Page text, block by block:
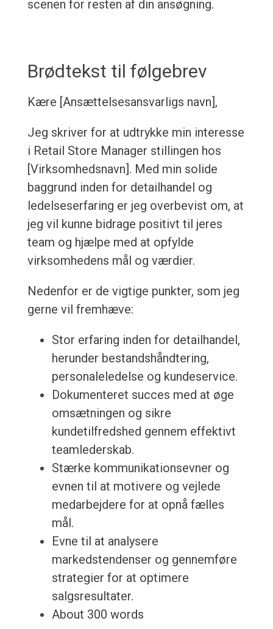
scenen for resten af din ansøgning.
Brødtekst til følgebrev
Kære [Ansættelsesansvarligs navn],
Jeg skriver for at udtrykke min interesse
i Retail Store Manager stillingen hos
[Virksomhedsnavn]. Med min solide
baggrund inden for detailhandel og
ledelseserfaring er jeg overbevist om, at
jeg vil kunne bidrage positivt til jeres
team og hjælpe med at opfylde
virksomhedens mål og værdier.
Nedenfor er de vigtige punkter, som jeg
gerne vil fremhæve:
Stor erfaring inden for detailhandel,
herunder bestandshåndtering,
personaleledelse og kundeservice.
Dokumenteret succes med at øge
omsætningen og sikre
kundetilfredshed gennem effektivt
teamlederskab.
Stærke kommunikationsevner og
evnen til at motivere og vejlede
medarbejdere for at opnå fælles
mål.
Evne til at analysere
markedstendenser og gennemføre
strategier for at optimere
salgsresultater.
About 300 words